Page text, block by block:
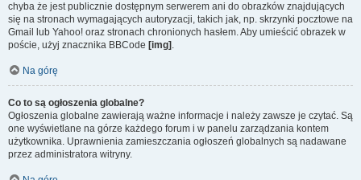
chyba że jest publicznie dostępnym serwerem ani do obrazków znajdujących
się na stronach wymagających autoryzacji, takich jak, np. skrzynki pocztowe na
Gmail lub Yahoo! oraz stronach chronionych hasłem. Aby umieścić obrazek w
poście, użyj znacznika BBCode [img] .
Na górę
Co to są ogłoszenia globalne?
Ogłoszenia globalne zawierają ważne informacje i należy zawsze je czytać. Są
one wyświetlane na górze każdego forum i w panelu zarządzania kontem
użytkownika. Uprawnienia zamieszczania ogłoszeń globalnych są nadawane
przez administratora witryny.